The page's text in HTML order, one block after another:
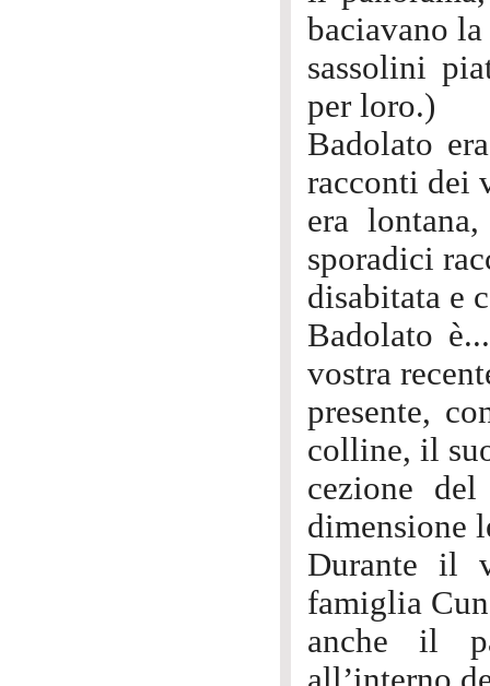
baciavano
sassolini
per loro.)
Badolato
racconti dei
era
sporadici
disabitata e
Badolato
vostra
presente,
colline, il
cezione
dimensione
Durante il
famiglia
anche il